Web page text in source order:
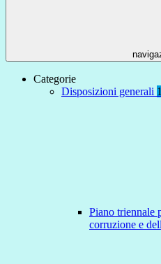
Categorie
Disposizioni generali
Piano triennale
corruzione e